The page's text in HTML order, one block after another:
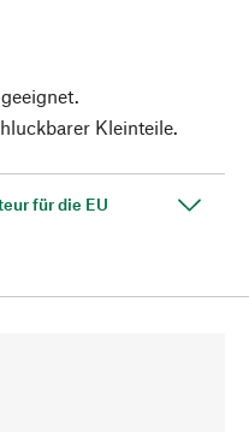
Kleinteile.
für die EU